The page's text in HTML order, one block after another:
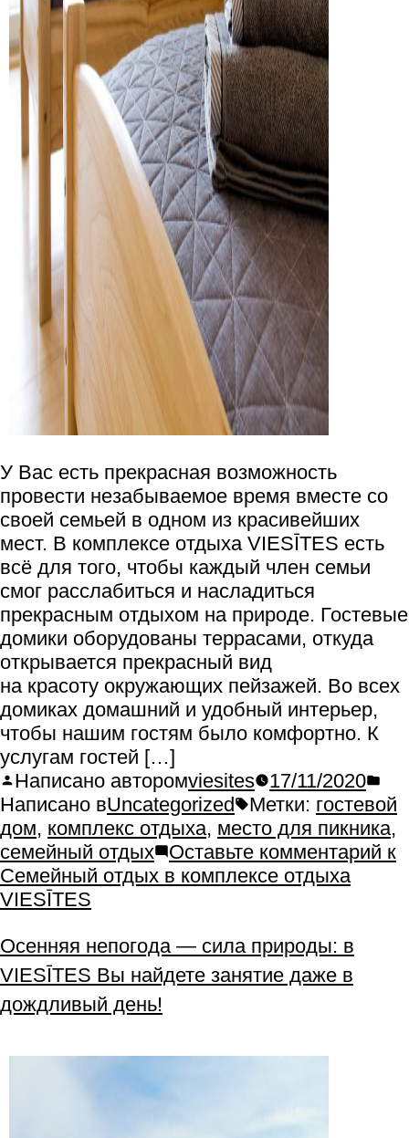
У Вас есть прекрасная возможность
провести незабываемое время вместе со
своей семьей в одном из красивейших
мест. В комплексе отдыха VIESĪTES есть
всё для того, чтобы каждый член семьи
смог расслабиться и насладиться
прекрасным отдыхом на природе. Гостевые
домики оборудованы террасами, откуда
открывается прекрасный вид
на красоту окружающих пейзажей. Во всех
домиках домашний и удобный интерьер,
чтобы нашим гостям было комфортно. К
услугам гостей […]
Написано авторомviesites
17/11/2020
Написано вUncategorized Метки: гостевой
дом, комплекс отдыха, место для пикника,
семейный отдых
Оставьте комментарий к
Семейный отдых в комплексе отдыха
VIESĪTES
Осенняя непогода — сила природы: в
VIESĪTES Вы найдете занятие даже в
дождливый день!